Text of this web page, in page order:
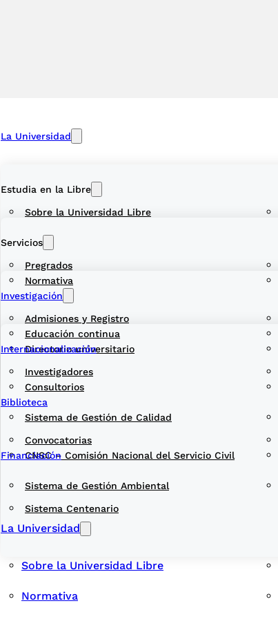
La Universidad
Sobre la Universidad Libre
Normativa
Directorio universitario
Sistema de Gestión de Calidad
Sistema de Gestión Ambiental
Estudia en la Libre
Pregrados
Educación continua
Servicios
Admisiones y Registro
Consultorios
CNSC – Comisión Nacional del Servicio Civil
Investigación
Investigadores
Convocatorias
Sistema Centenario
Internacionalización
Biblioteca
Financiación
La Universidad
Sobre la Universidad Libre
Normativa